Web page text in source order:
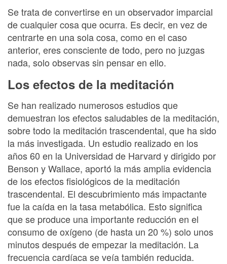
Se trata de convertirse en un observador imparcial
de cualquier cosa que ocurra. Es decir, en vez de
centrarte en una sola cosa, como en el caso
anterior, eres consciente de todo, pero no juzgas
nada, solo observas sin pensar en ello.
Los efectos de la meditación
Se han realizado numerosos estudios que
demuestran los efectos saludables de la meditación,
sobre todo la meditación trascendental, que ha sido
la más investigada. Un estudio realizado en los
años 60 en la Universidad de Harvard y dirigido por
Benson y Wallace, aportó la más amplia evidencia
de los efectos fisiológicos de la meditación
trascendental. El descubrimiento más impactante
fue la caída en la tasa metabólica. Esto significa
que se produce una importante reducción en el
consumo de oxígeno (de hasta un 20 %) solo unos
minutos después de empezar la meditación. La
frecuencia cardíaca se veía también reducida.